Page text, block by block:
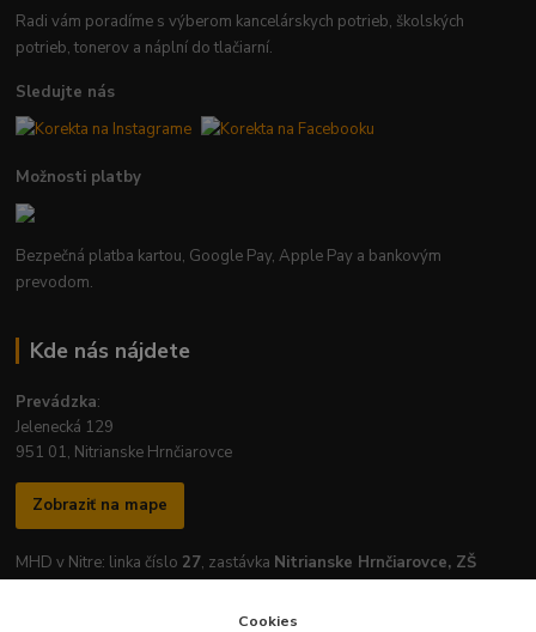
Radi vám poradíme s výberom kancelárskych potrieb, školských
potrieb, tonerov a náplní do tlačiarní.
Sledujte nás
Možnosti platby
Bezpečná platba kartou, Google Pay, Apple Pay a bankovým
prevodom.
Kde nás nájdete
Prevádzka:
Jelenecká 129
951 01, Nitrianske Hrnčiarovce
Zobraziť na mape
MHD v Nitre: linka číslo 27, zastávka Nitrianske Hrnčiarovce, ZŠ
Cookies